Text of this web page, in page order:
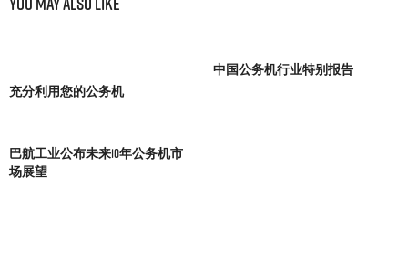
充分利用您的公务机
中国公务机行业特别报告
巴航工业公布未来10年公务机市
场展望